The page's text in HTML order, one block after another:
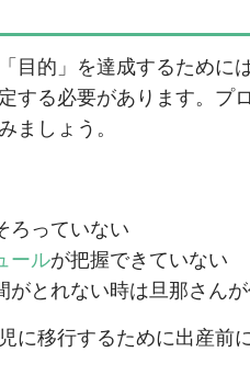
目的」を達成するため
する必要があります。
ましょう。
ろっていない
ールが把握できていない
がとれない時は旦那さん
に移行するために出産前